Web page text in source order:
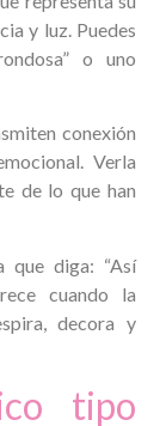
y luz. Puedes
o uno
conexión
Verla
de lo que han
que diga: “Así
cuando la
decora y
tipo